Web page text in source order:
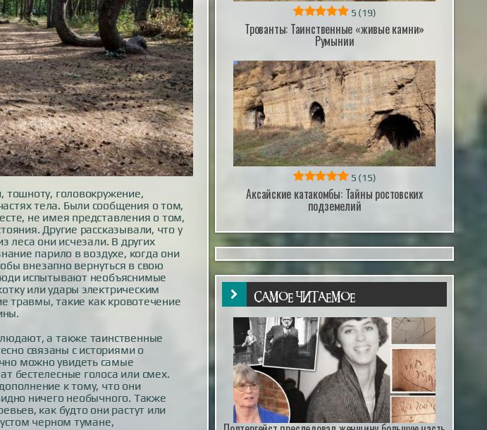
тошноту, головокружение,
тела. Были сообщения о том,
не имея представления о том,
Другие рассказывали, что у
леса они исчезали. В других
парило в воздухе, когда они
внезапно вернуться в свою
испытывают необъяснимые
или удары электрическим
травмы, такие как кровотечение
а также таинственные
связаны с историями о
можно увидеть самые
бестелесные голоса или смех.
к тому, что они
ничего необычного. Также
как будто они растут или
черном тумане,
5 (19)
Трованты: Таинственные «живые камни»
Румынии
5 (15)
Аксайские катакомбы: Тайны ростовских
подземелий
САМОЕ ЧИТАЕМОЕ